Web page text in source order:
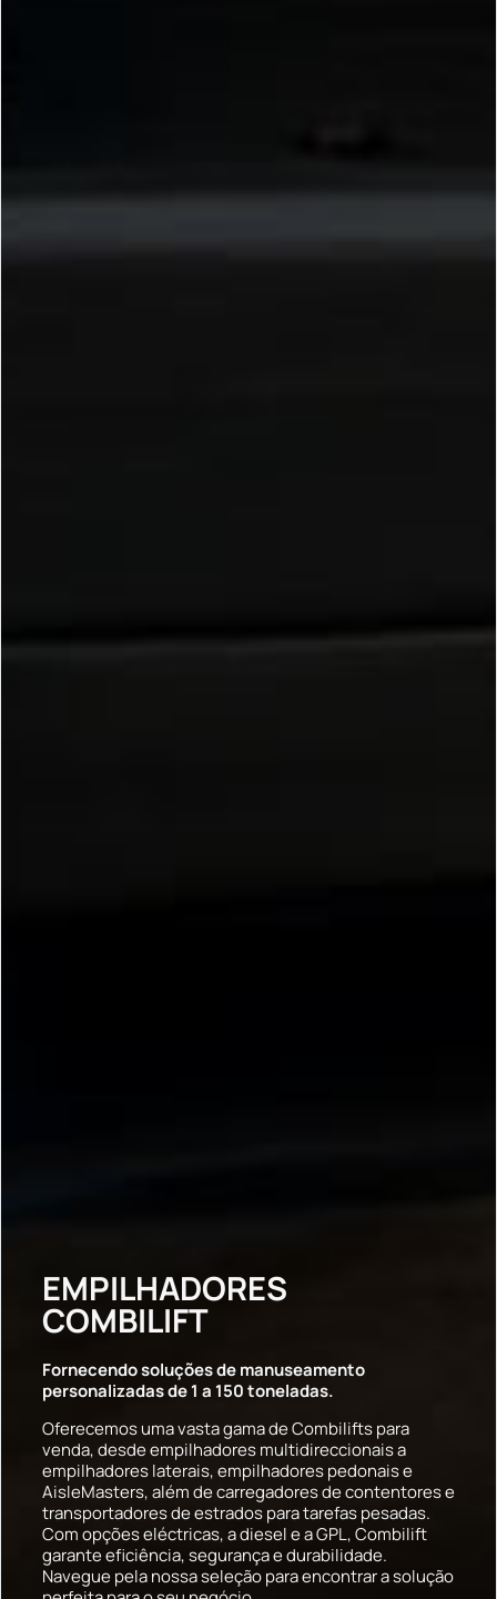
EMPILHADORES
COMBILIFT
Fornecendo soluções de manuseamento
personalizadas de 1 a 150 toneladas.
Oferecemos uma vasta gama de Combilifts para
venda, desde empilhadores multidireccionais a
empilhadores laterais, empilhadores pedonais e
AisleMasters, além de carregadores de contentores e
transportadores de estrados para tarefas pesadas.
Com opções eléctricas, a diesel e a GPL, Combilift
garante eficiência, segurança e durabilidade.
Navegue pela nossa seleção para encontrar a solução